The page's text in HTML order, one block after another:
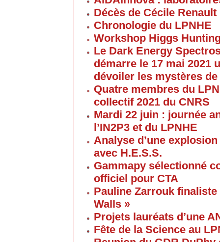
Décès de Cécile Renault
Chronologie du LPNHE
Workshop Higgs
Le Dark Energy
démarre le 17 mai 2021
dévoiler les mystères de
Quatre membres du
collectif 2021 du CNRS
Mardi 22 juin : journée
l’IN2P3 et du LPNHE
Analyse d’une
avec H.E.S.S.
Gammapy sélectionné
officiel pour CTA
Pauline Zarrouk
Walls »
Projets lauréats d’une
Fête de la Science au